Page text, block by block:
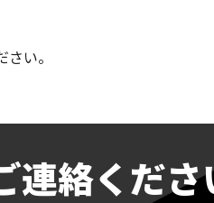
い。
連絡くださ